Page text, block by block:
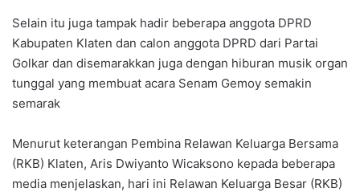
Selain itu juga tampak hadir beberapa anggota DPRD
Kabupaten Klaten dan calon anggota DPRD dari Partai
Golkar dan disemarakkan juga dengan hiburan musik organ
tunggal yang membuat acara Senam Gemoy semakin
semarak
Menurut keterangan Pembina Relawan Keluarga Bersama
(RKB) Klaten, Aris Dwiyanto Wicaksono kepada beberapa
media menjelaskan, hari ini Relawan Keluarga Besar (RKB)